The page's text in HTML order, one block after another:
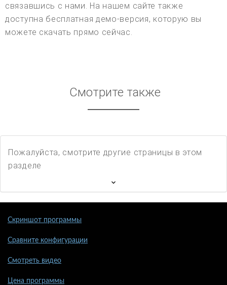
связавшись с нами. На нашем сайте также
доступна бесплатная демо-версия, которую вы
можете скачать прямо сейчас.
Смотрите также
Пожалуйста, смотрите другие страницы в этом
разделе
Скриншот программы
Сравните конфигурации
Смотреть видео
Цена программы